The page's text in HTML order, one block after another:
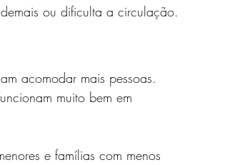
ou dificulta a circulação.
acomodar mais pessoas.
muito bem em
e famílias com menos